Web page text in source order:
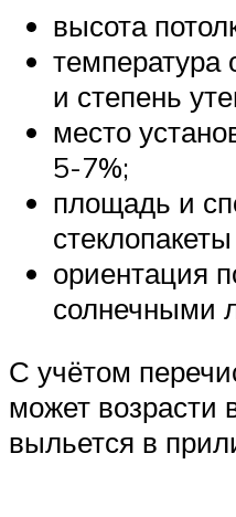
высота
температура
и степень
место
5-7%;
площадь и
ориентация
солнечными
С учётом
может возрасти
выльется в